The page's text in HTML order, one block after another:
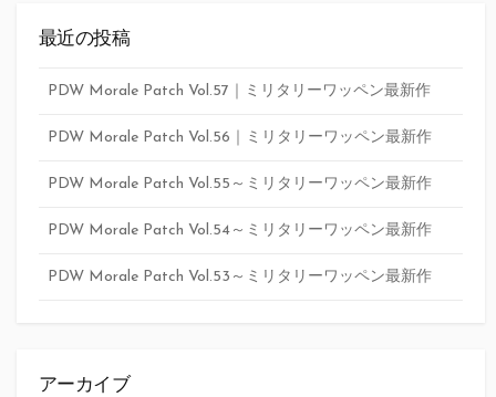
最近の投稿
PDW Morale Patch Vol.57｜ミリタリーワッペン最新作
PDW Morale Patch Vol.56｜ミリタリーワッペン最新作
PDW Morale Patch Vol.55～ミリタリーワッペン最新作
PDW Morale Patch Vol.54～ミリタリーワッペン最新作
PDW Morale Patch Vol.53～ミリタリーワッペン最新作
アーカイブ